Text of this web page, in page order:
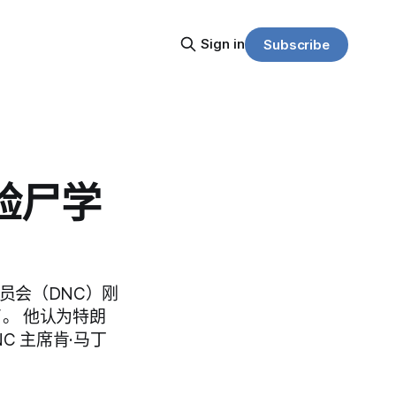
Sign in Subscribe
尸学
会（DNC）刚
他认为特朗
主席肯·马丁